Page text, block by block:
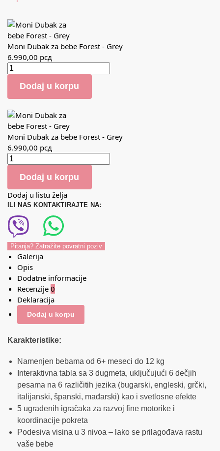
Moni Dubak za bebe Forest - Grey
6.990,00 рсд
Dodaj u korpu
Moni Dubak za bebe Forest - Grey
6.990,00 рсд
Dodaj u korpu
Dodaj u listu želja
ILI NAS KONTAKTIRAJTE NA:
Pitanja? Zatražite povratni poziv
Galerija
Opis
Dodatne informacije
Recenzije 0
Deklaracija
Dodaj u korpu
Karakteristike:
Namenjen bebama od 6+ meseci do 12 kg
Interaktivna tabla sa 3 dugmeta, uključujući 6 dečjih
pesama na 6 različitih jezika (bugarski, engleski, grčki,
italijanski, španski, mađarski) kao i svetlosne efekte
5 ugrađenih igračaka za razvoj fine motorike i
koordinacije pokreta
Podesiva visina u 3 nivoa – lako se prilagođava rastu
vaše bebe